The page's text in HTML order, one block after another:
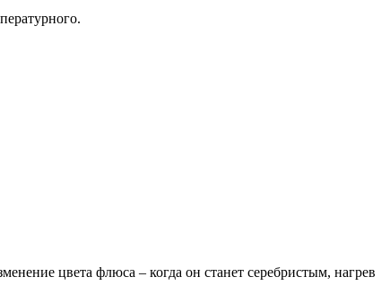
цвета флюса – когда он станет серебристым, нагрев